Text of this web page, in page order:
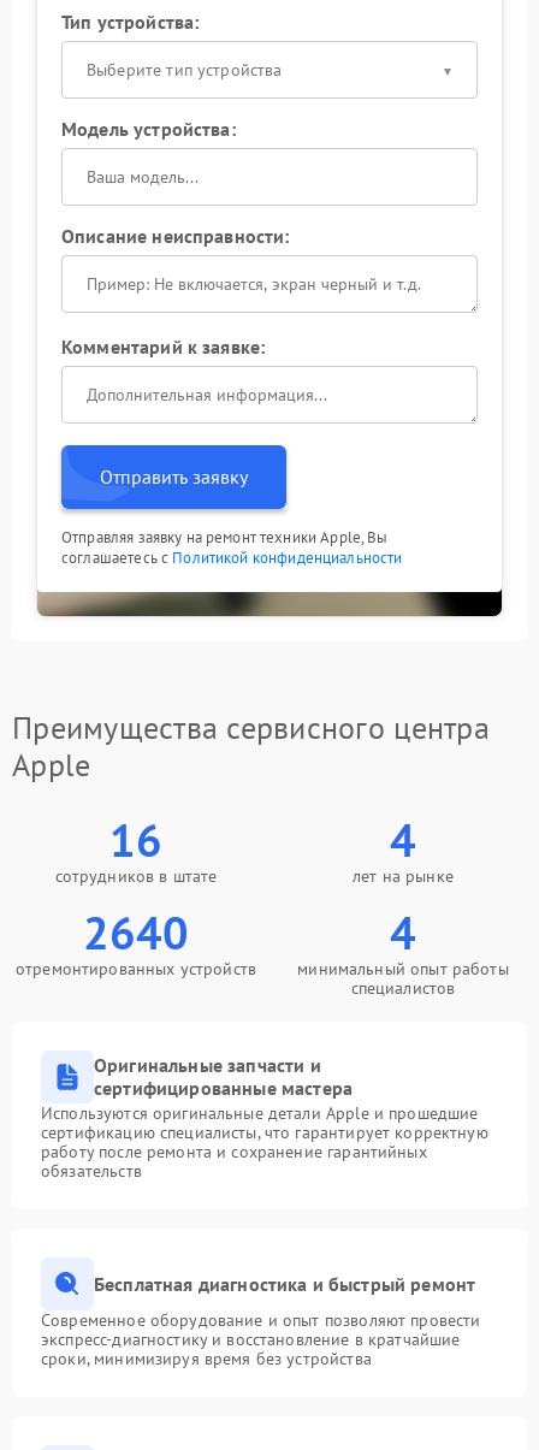
Тип устройства:
Выберите тип устройства
Модель устройства:
Описание неисправности:
Комментарий к заявке:
Отправить заявку
Отправляя заявку на ремонт техники Apple, Вы
соглашаетесь с Политикой конфиденциальности
Преимущества сервисного центра
Apple
16
сотрудников в штате
4
лет на рынке
2640
отремонтированных устройств
4
минимальный опыт работы
специалистов
Оригинальные запчасти и
сертифицированные мастера
Используются оригинальные детали Apple и прошедшие
сертификацию специалисты, что гарантирует корректную
работу после ремонта и сохранение гарантийных
обязательств
Бесплатная диагностика и быстрый ремонт
Современное оборудование и опыт позволяют провести
экспресс-диагностику и восстановление в кратчайшие
сроки, минимизируя время без устройства